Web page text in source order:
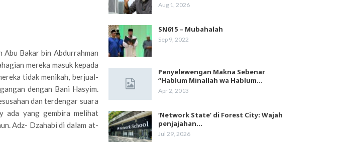
Abu Bakar bin Abdurrahman
mereka masuk kepada
tidak menikah, berjual-
dengan Bani Hasyim.
dan terdengar suara
ada yang gembira melihat
Adz- Dzahabi di dalam at-
Aug 1, 2026
SN615 – Mubahalah
Sep 9, 2022
Penyelewengan Makna Sebenar
“Hablum Minallah wa Hablum…
Apr 2, 2013
‘Network State’ di Forest City: Wajah
penjajahan…
Jul 29, 2026